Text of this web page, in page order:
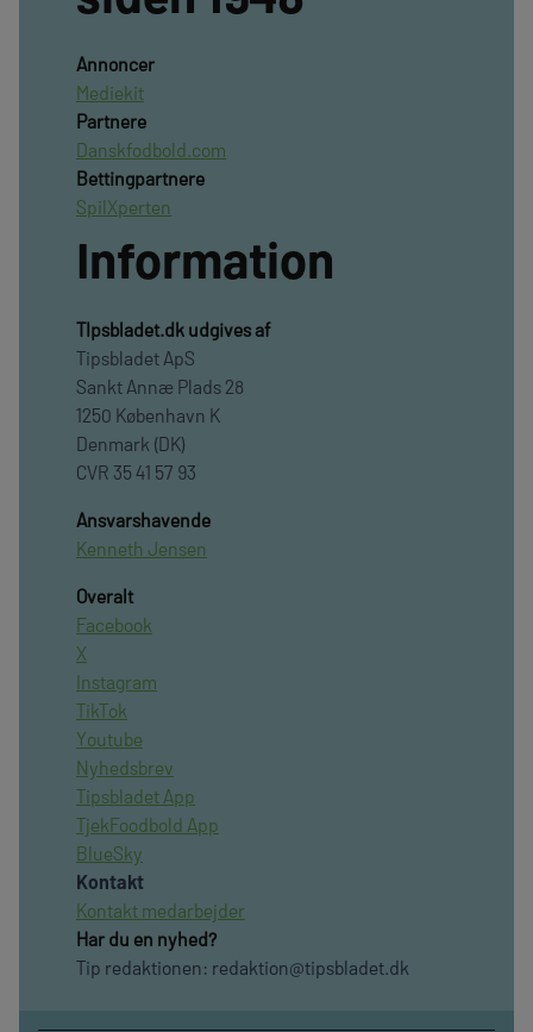
Annoncer
Mediekit
Partnere
Danskfodbold.com
Bettingpartnere
SpilXperten
Information
TIpsbladet.dk udgives af
Tipsbladet ApS
Sankt Annæ Plads 28
1250 København K
Denmark (DK)
CVR 35 41 57 93
Ansvarshavende
Kenneth Jensen
Overalt
Facebook
X
Instagram
TikTok
Youtube
Nyhedsbrev
Tipsbladet App
TjekFoodbold App
BlueSky
Kontakt
Kontakt medarbejder
Har du en nyhed?
Tip redaktionen: redaktion@tipsbladet.dk